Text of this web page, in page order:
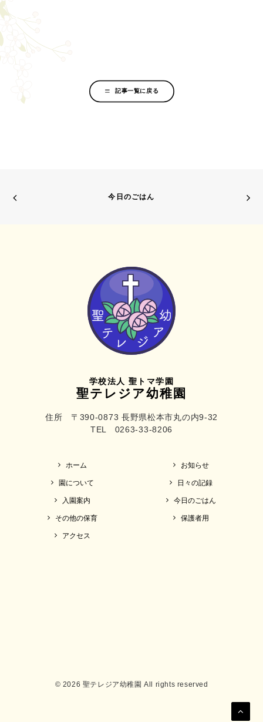
記事一覧に戻る
今日のごはん
学校法人 聖トマ学園
聖テレジア幼稚園
住所 〒390-0873 長野県松本市丸の内9-32
TEL 0263-33-8206
ホーム
園について
入園案内
その他の保育
アクセス
お知らせ
日々の記録
今日のごはん
保護者用
© 2026 聖テレジア幼稚園 All rights reserved